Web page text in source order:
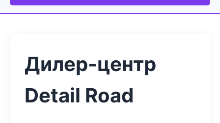
Дилер-центр
Detail Road